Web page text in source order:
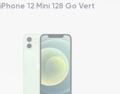
iPhone 12 Mini 128 Go Vert